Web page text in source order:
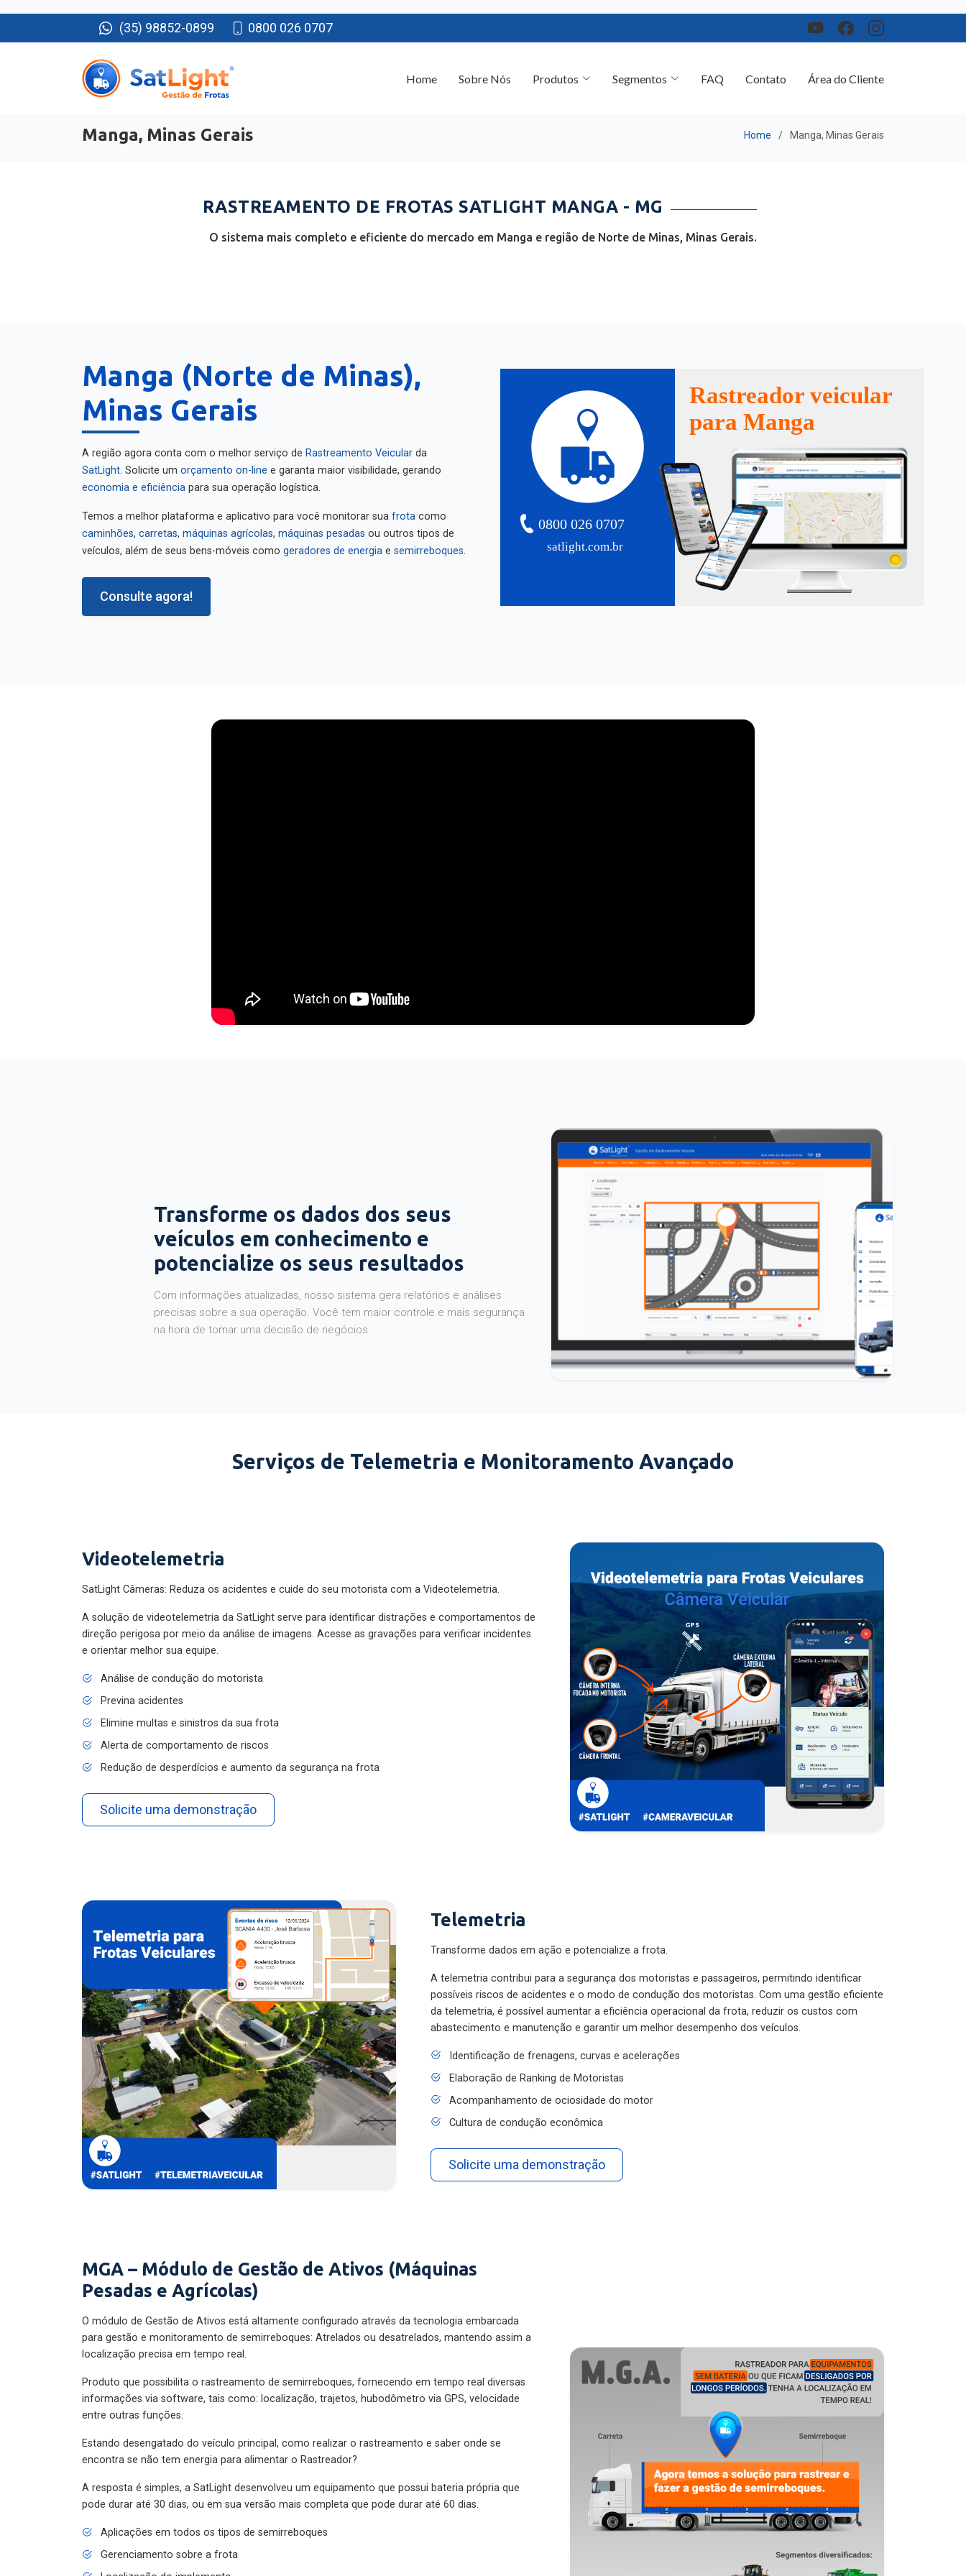
(35) 98852-0899 0800 026 0707
Manga, Minas Gerais
RASTREAMENTO DE FROTAS SATLIGHT MANGA - MG
O sistema mais completo e eficiente do mercado em Manga e região de Norte de Minas, Minas Gerais.
Manga (Norte de Minas),
Minas Gerais
A região agora conta com o melhor serviço de Rastreamento Veicular
da
SatLight
. Solicite um orçamento on-line
e garanta maior visibilidade, gerando
economia e eficiência
para sua operação logística.
Temos a melhor plataforma e aplicativo para você monitorar sua frota
caminhões
máquinas agrícolas máquinas pesadas
ou outros tipos de
veículos, além de seus bens-móveis como
geradores de energia semirreboques
Consulte agora!
satlight.com.br
0800 026 0707
Rastreador veicular
para Manga
Transforme os dados dos seus
veículos em conhecimento e
potencialize os seus resultados
Com informações atualizadas, nosso sistema gera relatórios e análises
precisas sobre a sua operação. Você tem maior controle e mais segurança
na hora de tomar uma decisão de negócios.
Serviços de Telemetria e Monitoramento Avançado
Videotelemetria
SatLight Câmeras: Reduza os acidentes e cuide do seu motorista com a Videotelemetria.
A solução de videotelemetria da SatLight serve para identificar distrações e comportamentos de
direção perigosa por meio da análise de imagens. Acesse as gravações para verificar incidentes
e orientar melhor sua equipe.
Análise de condução do motorista
Previna acidentes
Elimine multas e sinistros da sua frota
Alerta de comportamento de riscos
Redução de desperdícios e aumento da segurança na frota
Solicite uma demonstração
Telemetria
Transforme dados em ação e potencialize a frota.
A telemetria contribui para a segurança dos motoristas e passageiros, permitindo identificar
possíveis riscos de acidentes e o modo de condução dos motoristas. Com uma gestão eficiente
da telemetria, é possível aumentar a eficiência operacional da frota, reduzir os custos com
abastecimento e manutenção e garantir um melhor desempenho dos veículos.
Identificação de frenagens, curvas e acelerações
Elaboração de Ranking de Motoristas
Acompanhamento de ociosidade do motor
Cultura de condução econômica
Solicite uma demonstração
MGA – Módulo de Gestão de Ativos (Máquinas
Pesadas e Agrícolas)
O módulo de Gestão de Ativos está altamente configurado através da tecnologia embarcada
para gestão e monitoramento de semirreboques: Atrelados ou desatrelados, mantendo assim a
localização precisa em tempo real.
Produto que possibilita o rastreamento de semirreboques, fornecendo em tempo real diversas
informações via software, tais como: localização, trajetos, hubodômetro via GPS, velocidade
entre outras funções.
Estando desengatado do veículo principal, como realizar o rastreamento e saber onde se
encontra se não tem energia para alimentar o Rastreador?
A resposta é simples, a SatLight desenvolveu um equipamento que possui bateria própria que
pode durar até 30 dias, ou em sua versão mais completa que pode durar até 60 dias.
Aplicações em todos os tipos de semirreboques
Gerenciamento sobre a frota
Localização do implemento